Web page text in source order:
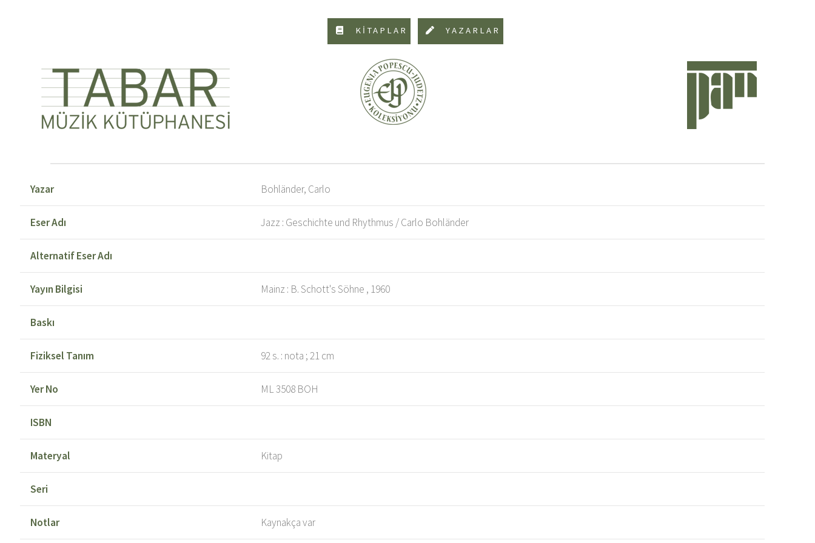
KİTAPLAR YAZARLAR
Yazar Bohländer, Carlo
Eser Adı Jazz : Geschichte und Rhythmus / Carlo Bohländer
Alternatif Eser Adı
Yayın Bilgisi Mainz : B. Schott's Söhne , 1960
Baskı
Fiziksel Tanım 92 s. : nota ; 21 cm
Yer No ML 3508 BOH
ISBN
Materyal Kitap
Seri
Notlar Kaynakça var